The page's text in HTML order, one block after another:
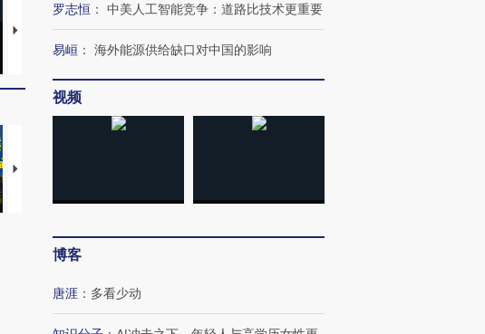
马航飞行员跨国走私7万
粒摇头丸 尿检体内含3种
视线｜被称为“蟑螂”的印
度Z世代 用街头抗争将教
视线｜“入侵”还是“人道危
【推广】走进第四届链博
有意思的生活方式·第三对
住三大增长引擎是什么？
罗志恒 ： 中美人工智能竞争：道路比技术更重要
易峘 ： 海外能源供给缺口对中国的影响
视频
博客
唐涯 ： 多看少动